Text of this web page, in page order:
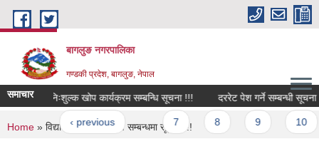
Skip to main content
बागलुङ नगरपालिका
गण्डकी प्रदेश, बागलुङ, नेपाल
समाचारनिःशुल्क खोप कार्यक्रम सम्बन्धि सूचना !!! दररेट पेश गर्ने सम्बन्धी सूचना !!!
‹ previous … 7
You are here
Home » विद्यालय पूर्वाधार निर्माण सम्बन्धमा सूचना !!!